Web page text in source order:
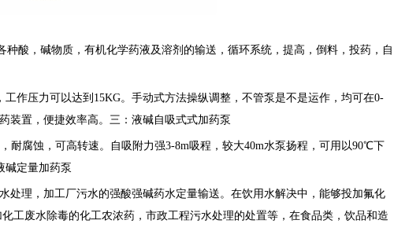
酸，碱物质，有机化学药液及溶剂的输送，循环系统，提高，倒料，投药，自
压力可以达到15KG。手动式方法操纵调整，不管泵是不是运作，均可在0-
装置，便捷效率高。三：液碱自吸式式加药泵
耐腐蚀，可高转速。自吸附力强3-8m吸程，较大40m水泵扬程，可用以90℃下
碱定量加药泵
理，加工厂污水的强酸强碱药水定量输送。在饮用水解决中，能够投加氟化
工废水除毒的化工农浓药，市政工程污水处理的处置等，在食品类，饮品和造